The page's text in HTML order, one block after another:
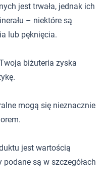
jest trwała, jednak ich
– niektóre są
lub pęknięcia.
biżuteria zyska
mogą się nieznacznie
jest wartością
są w szczegółach